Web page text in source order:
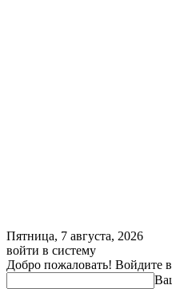
Пятница, 7 августа, 2026
войти в систему
Добро пожаловать! Войдите